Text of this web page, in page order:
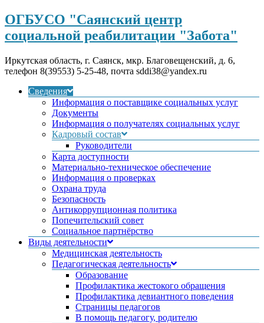
ОГБУСО "Саянский центр
социальной реабилитации "Забота"
Иркутская область, г. Саянск, мкр. Благовещенский, д. 6,
телефон 8(39553) 5-25-48, почта sddi38@yandex.ru
Сведения
Информация о поставщике социальных услуг
Документы
Информация о получателях социальных услуг
Кадровый состав
Руководители
Карта доступности
Материально-техническое обеспечение
Информация о проверках
Охрана труда
Безопасность
Антикоррупционная политика
Попечительский совет
Социальное партнёрство
Виды деятельности
Медицинская деятельность
Педагогическая деятельность
Образование
Профилактика жестокого обращения
Профилактика девиантного поведения
Страницы педагогов
В помощь педагогу, родителю